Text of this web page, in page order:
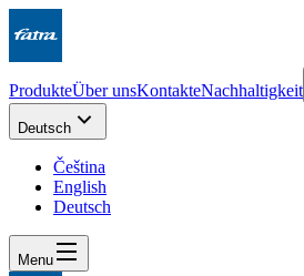
ProdukteÜber unsKontakteNachhaltigkeit
Deutsch
Čeština
English
Deutsch
Menu